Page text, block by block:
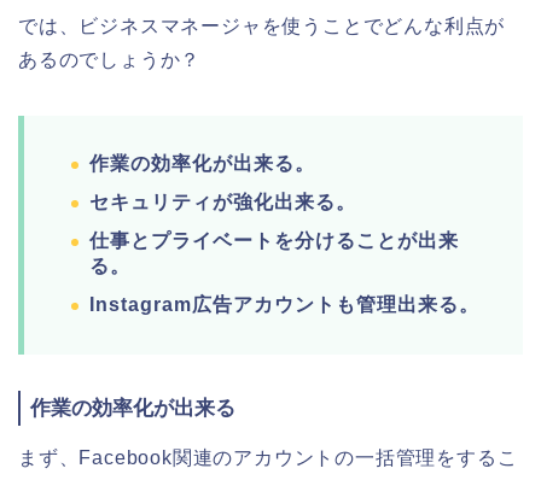
では、ビジネスマネージャを使うことでどんな利点が
あるのでしょうか？
作業の効率化が出来る。
セキュリティが強化出来る。
仕事とプライベートを分けることが出来
る。
Instagram広告アカウントも管理出来る。
作業の効率化が出来る
まず、Facebook関連のアカウントの一括管理をするこ